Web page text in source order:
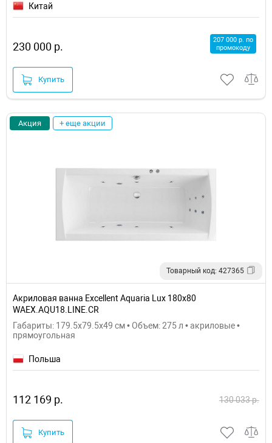
Китай
230 000 р.
207 000 р. по
промокоду
Купить
Акция + еще акции
Товарный код: 427365
Акриловая ванна Excellent Aquaria Lux 180x80
WAEX.AQU18.LINE.CR
Габариты: 179.5x79.5x49 см • Объем: 275 л • акриловые •
прямоугольная
Польша
112 169 р. 130 033 р.
Купить